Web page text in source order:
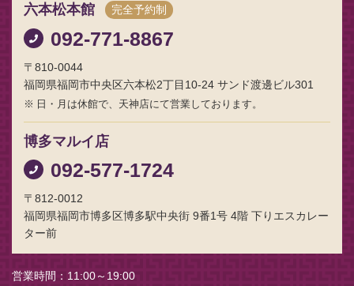
六本松本館 完全予約制
092-771-8867
〒810-0044
福岡県福岡市中央区六本松2丁目10-24 サンド渡邊ビル301
日・月は休館で、天神店にて営業しております。
博多マルイ店
092-577-1724
〒812-0012
福岡県福岡市博多区博多駅中央街 9番1号 4階 下りエスカレー
ター前
営業時間
11:00～19:00